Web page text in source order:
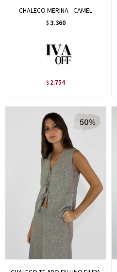
CHALECO MERINA - CAMEL
$ 3.360
$ 2.754